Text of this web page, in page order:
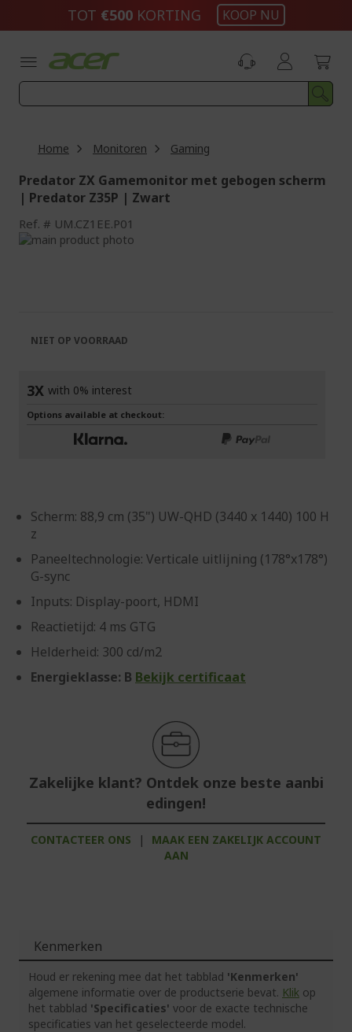
inhoud
TOT €500KORTING KOOP NU
Home Monitoren Gaming
Predator ZX Gamemonitor met gebogen scherm
| Predator Z35P | Zwart
Ref. UM.CZ1EE.P01
Ga
afbeeldingen-
gallerij
afbeeldingen-
Scherm: 88,9 cm (35") UW-QHD (3440 x 1440) 100 H
z
Paneeltechnologie: Verticale uitlijning (178°x178°)
G-sync
Inputs: Display-poort, HDMI
Reactietijd: 4 ms GTG
Helderheid: 300 cd/m2
Energieklasse: B Bekijk certificaat
Zakelijke klant? Ontdek onze beste aanbi
edingen!
CONTACTEER ONS |
MAAK EEN ZAKELIJK ACCOUNT
AAN
NIET OP VOORRAAD
3X with 0% interest
Options available at checkout:
Kenmerken
Houd er rekening mee dat het tabblad 'Kenmerken'
algemene informatie over de productserie bevat. Klik op
het tabblad 'Specificaties' voor de exacte technische
specificaties van het geselecteerde model.